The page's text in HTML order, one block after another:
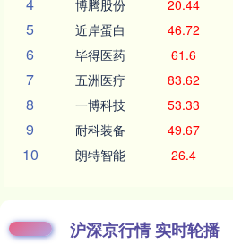
4 博腾股份 20.44
5 近岸蛋白 46.72
6 毕得医药 61.6
7 五洲医疗 83.62
8 一博科技 53.33
9 耐科装备 49.67
10 朗特智能 26.4
沪深京行情 实时轮播